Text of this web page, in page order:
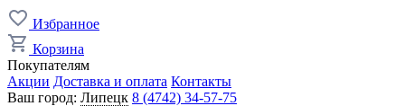
Избранное
Корзина
Покупателям
Акции Доставка и оплата Контакты
Ваш город: Липецк 8 (4742) 34-57-75